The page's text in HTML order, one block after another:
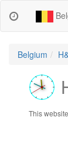
Belgium
This